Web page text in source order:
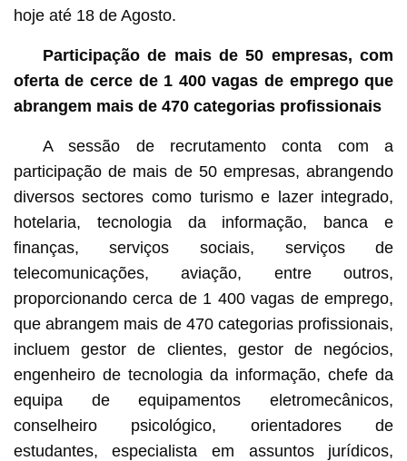
hoje até 18 de Agosto.
Participação de mais de 50 empresas, com
oferta de cerce de 1 400 vagas de emprego que
abrangem mais de 470 categorias profissionais
A sessão de recrutamento conta com a
participação de mais de 50 empresas, abrangendo
diversos sectores como turismo e lazer integrado,
hotelaria, tecnologia da informação, banca e
finanças, serviços sociais, serviços de
telecomunicações, aviação, entre outros,
proporcionando cerca de 1 400 vagas de emprego,
que abrangem mais de 470 categorias profissionais,
incluem gestor de clientes, gestor de negócios,
engenheiro de tecnologia da informação, chefe da
equipa de equipamentos eletromecânicos,
conselheiro psicológico, orientadores de
estudantes, especialista em assuntos jurídicos,